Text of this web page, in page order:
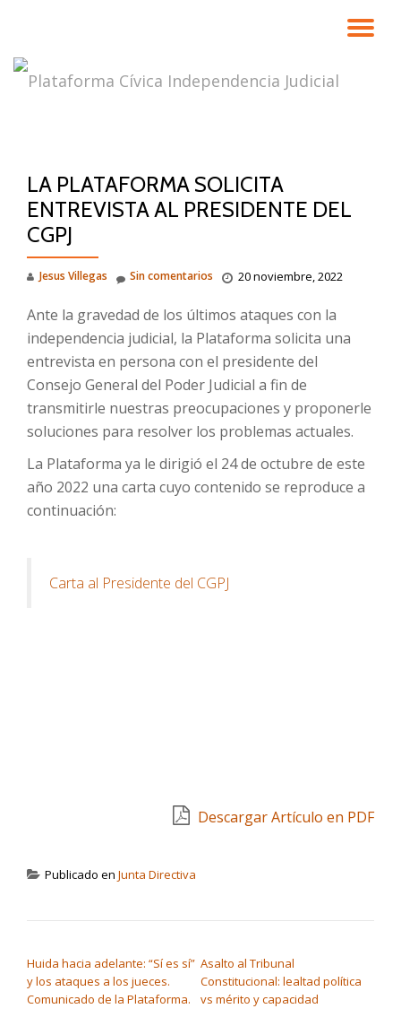
contenido
LA PLATAFORMA SOLICITA
ENTREVISTA AL PRESIDENTE DEL
CGPJ
Jesus Villegas 20 noviembre, 2022
Sin comentarios
Ante la gravedad de los últimos ataques con la
independencia judicial, la Plataforma solicita una
entrevista en persona con el presidente del
Consejo General del Poder Judicial a fin de
transmitirle nuestras preocupaciones y proponerle
soluciones para resolver los problemas actuales.
La Plataforma ya le dirigió el 24 de octubre de este
año 2022 una carta cuyo contenido se reproduce a
continuación:
Carta al Presidente del CGPJ
Descargar Artículo en PDF
Publicado en Junta Directiva
Huida hacia adelante: “Sí es sí”
y los ataques a los jueces.
Comunicado de la Plataforma.
Asalto al Tribunal
Constitucional: lealtad política
vs mérito y capacidad